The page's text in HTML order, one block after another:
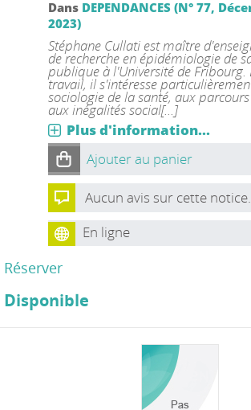
Dans DEPENDANCES (N° 77,
2023)
Stéphane Cullati est maître
de recherche en épidémiologie de
publique à l'Université de Fribourg.
travail, il s'intéresse
sociologie de la santé, aux
aux inégalités social[...]
Plus d'information...
Ajouter au panier
Aucun avis sur cette notice.
En ligne
Réserver
Disponible